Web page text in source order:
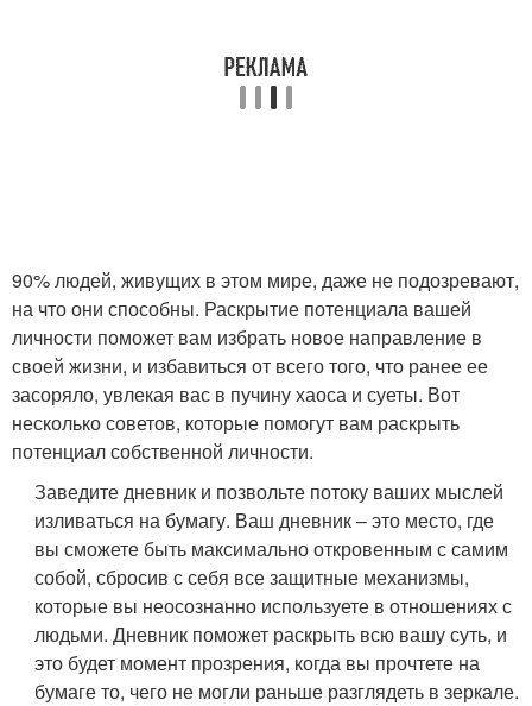
90% людей, живущих в этом мире, даже не подозревают,
на что они способны. Раскрытие потенциала вашей
личности поможет вам избрать новое направление в
своей жизни, и избавиться от всего того, что ранее ее
засоряло, увлекая вас в пучину хаоса и суеты. Вот
несколько советов, которые помогут вам раскрыть
потенциал собственной личности.
Заведите дневник и позвольте потоку ваших мыслей
изливаться на бумагу. Ваш дневник – это место, где
вы сможете быть максимально откровенным с самим
собой, сбросив с себя все защитные механизмы,
которые вы неосознанно используете в отношениях с
людьми. Дневник поможет раскрыть всю вашу суть, и
это будет момент прозрения, когда вы прочтете на
бумаге то, чего не могли раньше разглядеть в зеркале.